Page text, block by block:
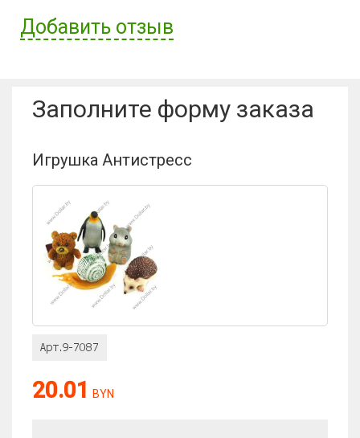
Добавить отзыв
Оценка:
Заполните форму заказа
Игрушка Антистресс
20.01 BYN